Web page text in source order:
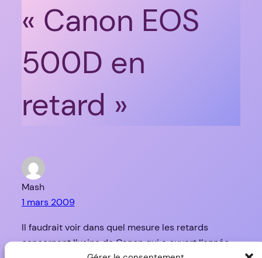
« Canon EOS
500D en
retard »
Mash
1 mars 2009
Il faudrait voir dans quel mesure les retards
concernant l’usine de Canon qui a ouvert l’année